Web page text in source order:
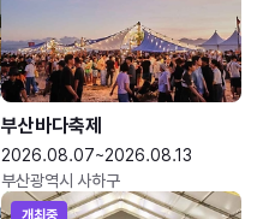
부산바다축제
2026.08.07~2026.08.13
부산광역시 사하구
개최중